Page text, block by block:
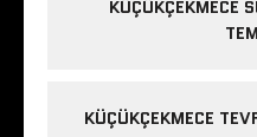
KÜÇÜKÇEKMECE
KÜÇÜKÇEKMECE